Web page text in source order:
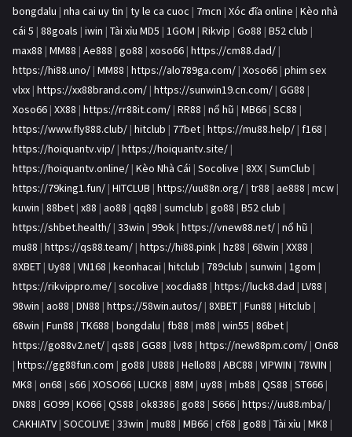
bongdalu | nha cai uy tin | ty le ca cuoc | 7mcn | Xóc đĩa online | Kèo nhà
cái 5 | 88goals | iwin | Tài xỉu MD5 | 1GOM | Rikvip | Go88 | B52 club |
max88 | MM88 | Ae888 | go88 | xoso66 | https://cm88.dad/ |
https://hi88.uno/ | MM88 | https://alo789ga.com/ | Xoso66 | phim sex
vlxx | https://xx88brand.com/ | https://sunwin19.cn.com/ | GG88 |
Xoso66 | XX88 | https://rr88it.com/ | RR88 | nổ hũ | MB66 | SC88 |
https://www.fly888.club/ | hitclub | 77bet | https://mu88.help/ | f168 |
https://hoiquantv.vip/ | https://hoiquantv.site/ |
https://hoiquantv.online/ | Kèo Nhà Cái | Socolive | 8XX | SumClub |
https://79king1.fun/ | HITCLUB | https://uu88n.org/ | tr88 | ae888 | mcw |
kuwin | 88bet | x88 | ao88 | qq88 | sumclub | go88 | B52 club |
https://shbet.health/ | 33win | 99ok | https://vnew88.net/ | nổ hũ |
mu88 | https://qs88.team/ | https://hi88.pink | hz88 | 68win | XX88 |
8XBET | Uy88 | VN168 | keonhacai | hitclub | 789club | sunwin | 1gom |
https://rikvippro.me/ | socolive | xocdia88 | https://luck8.dad | LV88 |
98win | ao88 | DN88 | https://58win.autos/ | 8XBET | Fun88 | Hitclub |
68win | Fun88 | TK688 | bongdalu | fb88 | m88 | win55 | 86bet |
https://go88v2.net/ | qs88 | GG88 | lv88 | https://new88pm.com/ | On68
| https://gg88fun.com | go88 | U888 | Hello88 | ABC88 | VIPWIN | 78WIN |
MK8 | on68 | s66 | XOSO66 | LUCK8 | 88M | uy88 | mb88 | QS88 | ST666 |
DN88 | GO99 | KO66 | QS88 | ok8386 | go88 | S666 | https://uu88.mba/ |
CAKHIATV | SOCOLIVE | 33win | mu88 | MB66 | cf68 | go88 | Tài xỉu | MK8 |